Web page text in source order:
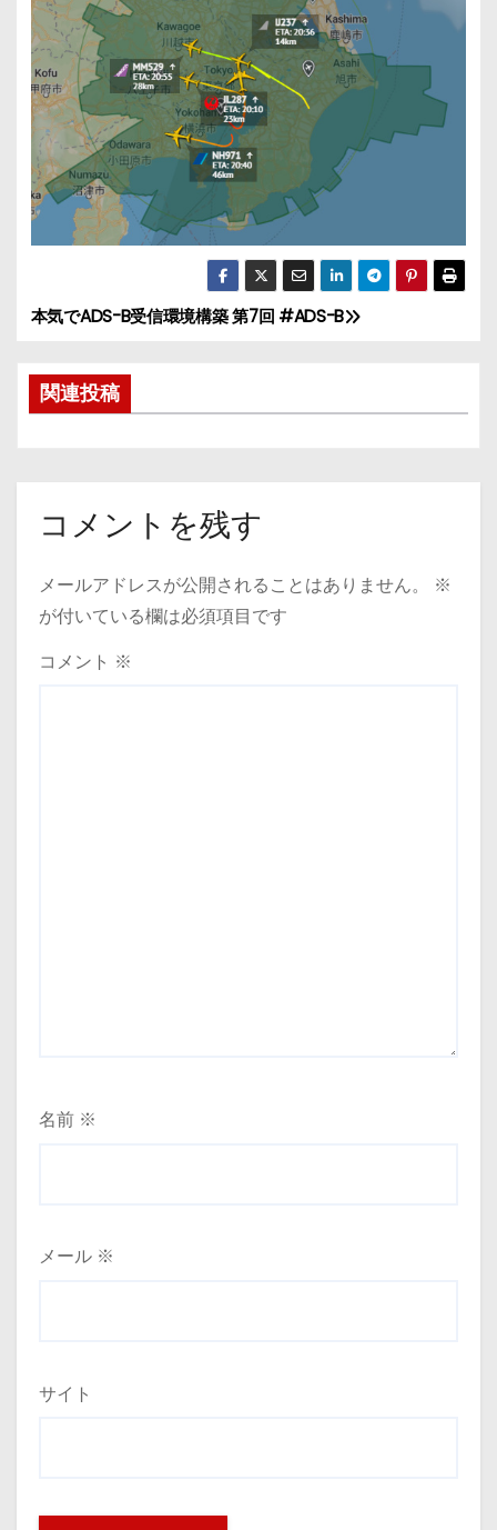
投
稿
ナ
ゲ
シ
ョ
本気でADS-B受信環境構築 第7回 #ADS-B
関連投稿
コメントを残す
メールアドレスが公開されることはありません。
※
が付いている欄は必須項目です
コメント ※
名前 ※
メール ※
サイト